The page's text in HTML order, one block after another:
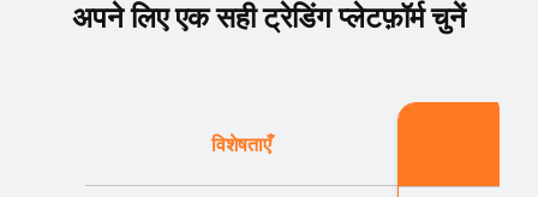
अपने लिए एक सही ट्रेडिंग प्लेटफ़ॉर्म चुनें
विशेषताएँ